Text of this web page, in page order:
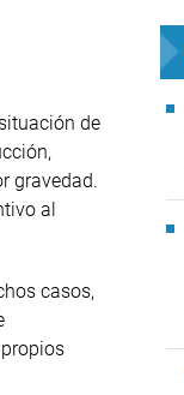
de
gravedad.
al
casos,